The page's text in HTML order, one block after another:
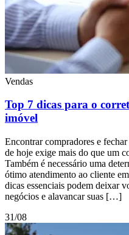
Vendas
Top 7 dicas para o
imóvel
Encontrar compradores e
de hoje exige mais do que um
Também é necessário uma
ótimo atendimento ao cliente
dicas essenciais podem deixar
negócios e alavancar suas […]
31/08